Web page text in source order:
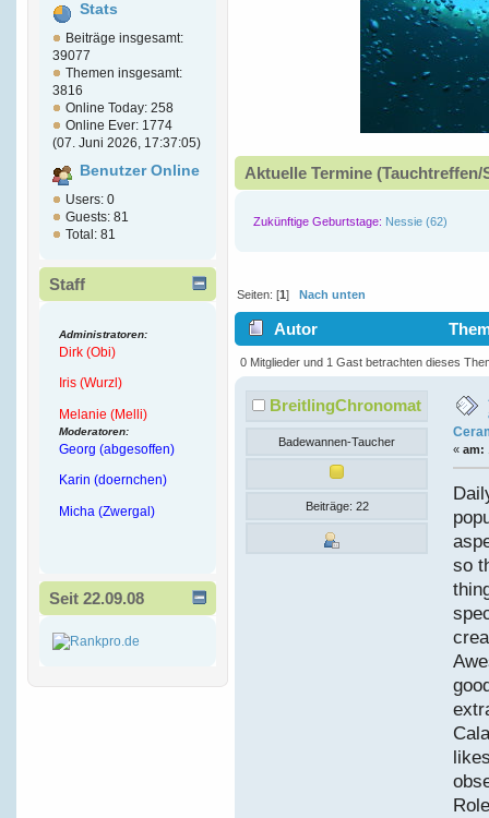
Stats
Beiträge insgesamt:
39077
Themen insgesamt:
3816
Online Today: 258
Online Ever: 1774
(07. Juni 2026, 17:37:05)
Benutzer Online
Users: 0
Guests: 81
Total: 81
Staff
Administratoren:
Dirk (Obi)
Iris (Wurzl)
Melanie (Melli)
Moderatoren:
Georg (abgesoffen)
Karin (doernchen)
Micha (Zwergal)
Seit 22.09.08
Aktuelle Termine
Zukünftige Geburtstage: Nessie (62)
Seiten: [1]Nach unten
Autor
Bay Ceramic (Gelesen 8336
0 Mitglieder und 1 Gast betrachten dieses
BreitlingChronomat
Badewannen-Taucher
Beiträge: 22
« am:
so